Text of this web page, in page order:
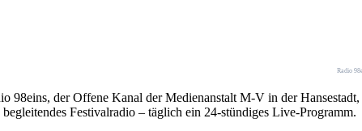
Radio
98eins, der Offene Kanal der Medienanstalt M-V in der
Festivalradio – täglich ein 24-stündiges Live-Programm.